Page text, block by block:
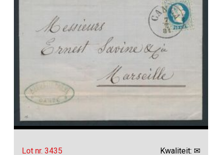
Lot nr. 3435 Kwaliteit: ✉